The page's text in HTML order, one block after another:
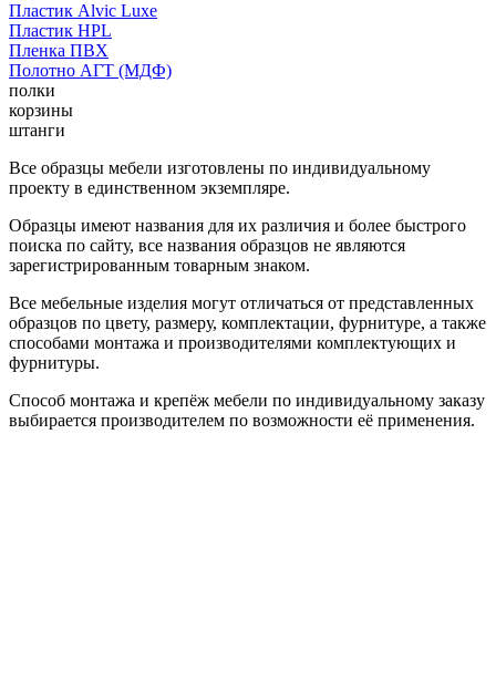
Пластик Alvic Luxe
Пластик HPL
Пленка ПВХ
Полотно АГТ (МДФ)
полки
корзины
штанги
Все образцы мебели изготовлены по индивидуальному
проекту в единственном экземпляре.
Образцы имеют названия для их различия и более быстрого
поиска по сайту, все названия образцов не являются
зарегистрированным товарным знаком.
Все мебельные изделия могут отличаться от представленных
образцов по цвету, размеру, комплектации, фурнитуре, а также
способами монтажа и производителями комплектующих и
фурнитуры.
Способ монтажа и крепёж мебели по индивидуальному заказу
выбирается производителем по возможности её применения.